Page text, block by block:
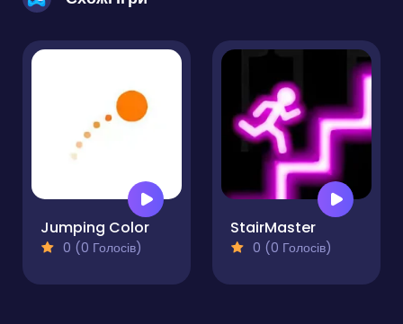
Jumping Color
0 (0 Голосів)
StairMaster
0 (0 Голосів)